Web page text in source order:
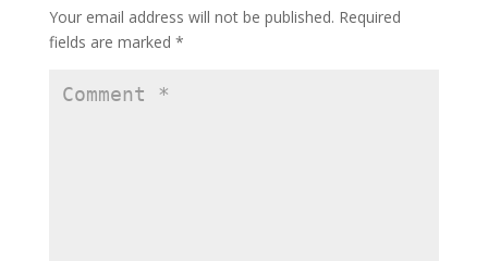
Your email address will not be published. Required
fields are marked *